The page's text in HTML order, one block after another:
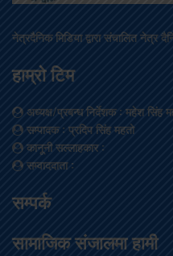
नेत्रदैनिक मिडिया द्वारा संचालित
हाम्रो टिम
अध्यक्ष/प्रबन्ध निर्देशक: महेश सिंह
सम्पादक: प्रदिप सिंह महतो
कानूनी सल्लाहकार:
सम्वाददाता:
सम्पर्क
सामाजिक संजालमा हामी